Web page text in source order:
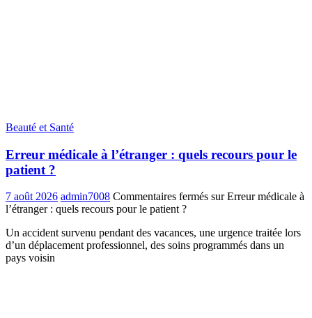
Beauté et Santé
Erreur médicale à l’étranger : quels recours pour le
patient ?
7 août 2026 admin7008 Commentaires fermés sur Erreur médicale à
l’étranger : quels recours pour le patient ?
Un accident survenu pendant des vacances, une urgence traitée lors
d’un déplacement professionnel, des soins programmés dans un
pays voisin